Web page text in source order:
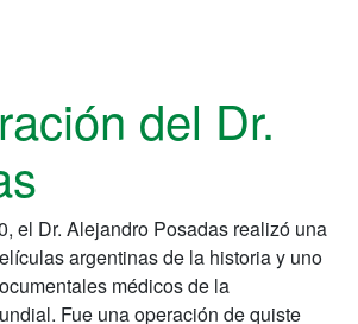
del Dr.
el Dr. Alejandro Posadas realizó una
argentinas de la historia y uno
médicos de la
Fue una operación de quiste